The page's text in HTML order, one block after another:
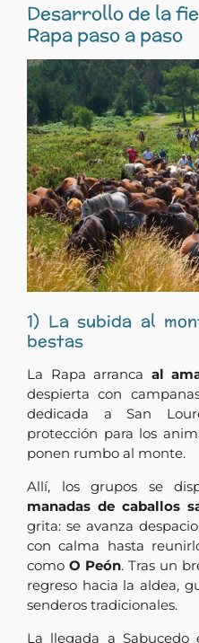
Desarrollo de la
Rapa paso a paso
1) La subida al
bestas
La Rapa arranca al
despierta con
dedicada a San
protección para los
ponen rumbo al monte.
Allí, los grupos se
manadas de caballos
grita: se avanza
con calma hasta
como O Peón. Tras un
regreso hacia la aldea,
senderos tradicionales.
La llegada a